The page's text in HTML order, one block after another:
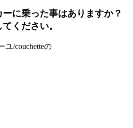
に乗った事はありますか？
ください。
ユ/couchetteの